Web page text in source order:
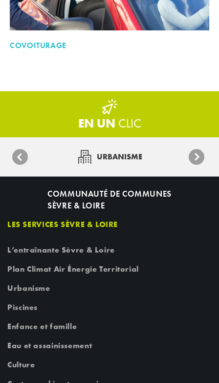
COVOITURAGE
EN UN CLIC
URBANISME
COMMUNAUTÉ DE COMMUNES
SÈVRE & LOIRE
LES SERVICES SÈVRE & LOIRE
L’entraînante Sèvre & Loire
Plan Climat Air Énergie Territorial
Urbanisme
Piscines
Enfance et famille
Eau et assainissement
Culture